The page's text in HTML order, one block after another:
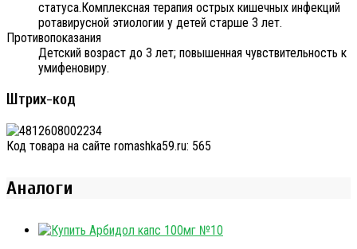
статуса.Комплексная терапия острых кишечных инфекций
ротавирусной этиологии у детей старше 3 лет.
Противопоказания
Детский возраст до 3 лет; повышенная чувствительность к
умифеновиру.
Штрих-код
Код товара на сайте romashka59.ru: 565
Аналоги